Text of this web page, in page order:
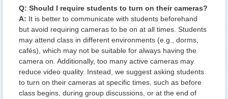
Q: Should I require students to turn on their cameras?
A: It is better to communicate with students beforehand
but avoid requiring cameras to be on at all times. Students
may attend class in different environments (e.g., dorms,
cafés), which may not be suitable for always having the
camera on. Additionally, too many active cameras may
reduce video quality. Instead, we suggest asking students
to turn on their cameras at specific times, such as before
class begins, during group discussions, or at the end of